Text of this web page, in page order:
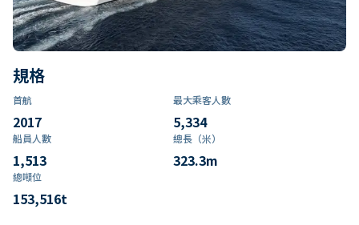
規格
首航
2017
最大乘客人數
5,334
船員人數
1,513
總長（米）
323.3m
總噸位
153,516t